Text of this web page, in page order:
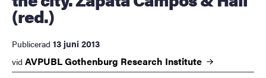
(red.)
Publicerad 13 juni 2013
vid AVPUBL Gothenburg Research Institute